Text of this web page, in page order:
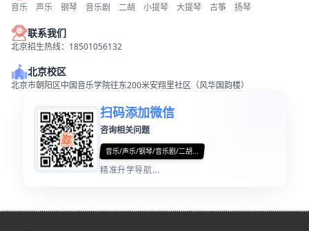
音乐 声乐 钢琴 音乐剧 二胡 小提琴 大提琴 古筝 扬琴
联系我们
北京招生热线：18501056132
北京校区
北京市朝阳区中国音乐学院往东200米安翔里社区（风华国韵楼）
扫码添加微信
咨询相关问题
音乐/声乐/钢琴/音乐剧/二胡...
精准升学导航...